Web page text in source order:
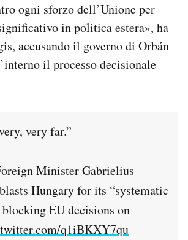
ogni sforzo dell’Unione per
in politica estera», ha
accusando il governo di Orbán
il processo decisionale
very far.”
Minister Gabrielius
Hungary for its “systematic
EU decisions on
q1iBKXY7qu